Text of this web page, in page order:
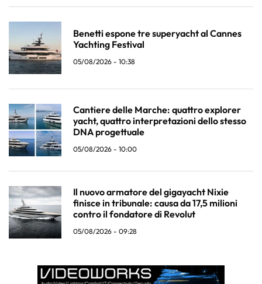
Benetti espone tre superyacht al Cannes
Yachting Festival
05/08/2026 - 10:38
Cantiere delle Marche: quattro explorer
yacht, quattro interpretazioni dello stesso
DNA progettuale
05/08/2026 - 10:00
Il nuovo armatore del gigayacht Nixie
finisce in tribunale: causa da 17,5 milioni
contro il fondatore di Revolut
05/08/2026 - 09:28